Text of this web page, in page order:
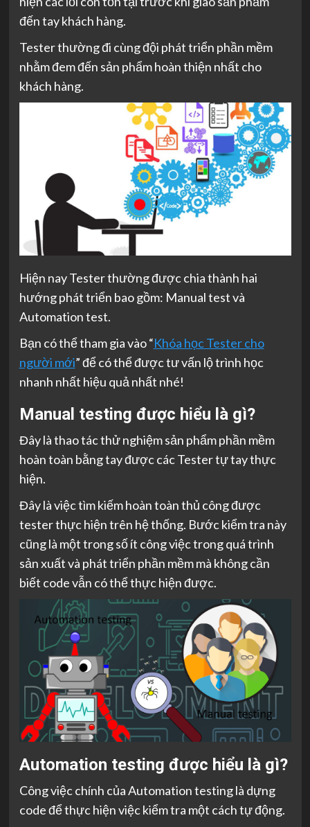
đến tay khách hàng.
Tester thường đi cùng đội phát triển phần mềm
nhằm đem đến sản phẩm hoàn thiện nhất cho
khách hàng.
Hiện nay Tester thường được chia thành hai
hướng phát triển bao gồm: Manual test và
Automation test.
Bạn có thể tham gia vào “Khóa học Tester cho
người mới” để có thể được tư vấn lộ trình học
nhanh nhất hiệu quả nhất nhé!
Manual testing được hiểu là gì?
Đây là thao tác thử nghiệm sản phẩm phần mềm
hoàn toàn bằng tay được các Tester tự tay thực
hiện.
Đây là việc tìm kiếm hoàn toàn thủ công được
tester thực hiện trên hệ thống. Bước kiểm tra này
cũng là một trong số ít công việc trong quá trình
sản xuất và phát triển phần mềm mà không cần
biết code vẫn có thể thực hiện được.
Automation testing được hiểu là gì?
Công việc chính của Automation testing là dựng
code để thực hiện việc kiểm tra một cách tự động.